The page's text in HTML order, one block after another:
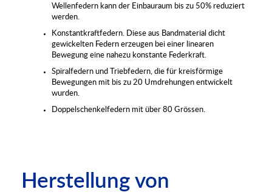
Wellenfedern kann der Einbauraum bis zu 50% reduziert
werden.
Konstantkraftfedern. Diese aus Bandmaterial dicht
gewickelten Federn erzeugen bei einer linearen
Bewegung eine nahezu konstante Federkraft.
Spiralfedern und Triebfedern, die für kreisförmige
Bewegungen mit bis zu 20 Umdrehungen entwickelt
wurden.
Doppelschenkelfedern mit über 80 Grössen.
Herstellung von